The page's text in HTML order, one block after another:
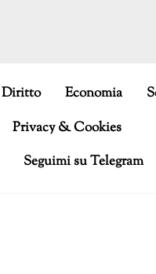
Diritto Economia
Privacy & Cookies
Seguimi su Telegram